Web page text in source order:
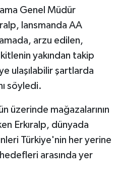
Genel Müdür
lansmanda AA
arzu edilen,
yakından takip
ulaşılabilir şartlarda
söyledi.
üzerinde mağazalarının
Erkıralp, dünyada
Türkiye'nin her yerine
arasında yer